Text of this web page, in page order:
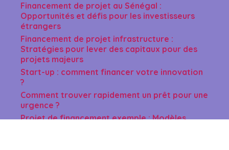
Financement de projet au Sénégal :
Opportunités et défis pour les investisseurs
étrangers
Financement de projet infrastructure :
Stratégies pour lever des capitaux pour des
projets majeurs
Start-up : comment financer votre innovation
?
Comment trouver rapidement un prêt pour une
urgence ?
Projet de financement exemple : Modèles